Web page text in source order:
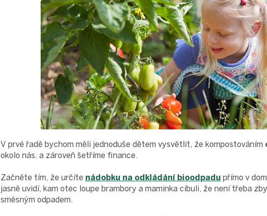
V prvé řadě bychom měli jednoduše dětem vysvětlit, že kompostováním
okolo nás, a zároveň šetříme finance.
Začněte tím, že určíte nádobku na odkládání bioodpadu přímo v
jasně uvidí, kam otec loupe brambory a maminka cibuli, že není třeba
směsným odpadem.